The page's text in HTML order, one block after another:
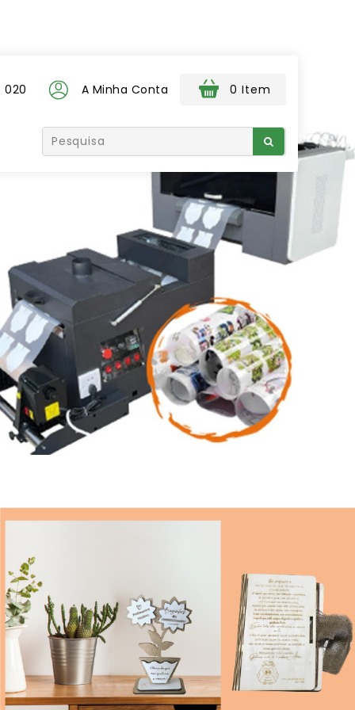
020 A Minha Conta 0 Item